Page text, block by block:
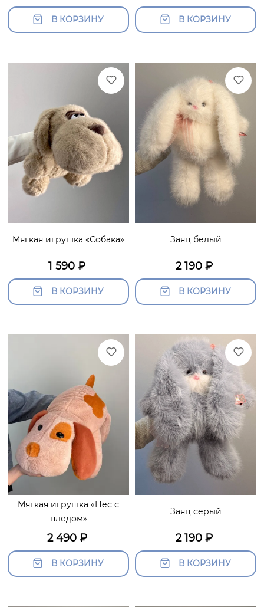
В КОРЗИНУ В КОРЗИНУ
Мягкая игрушка «Собака»
1 590 ₽
В КОРЗИНУ
Заяц белый
2 190 ₽
В КОРЗИНУ
Мягкая игрушка «Пес с
пледом»
2 490₽
В КОРЗИНУ
Заяц серый
2 190 ₽
В КОРЗИНУ